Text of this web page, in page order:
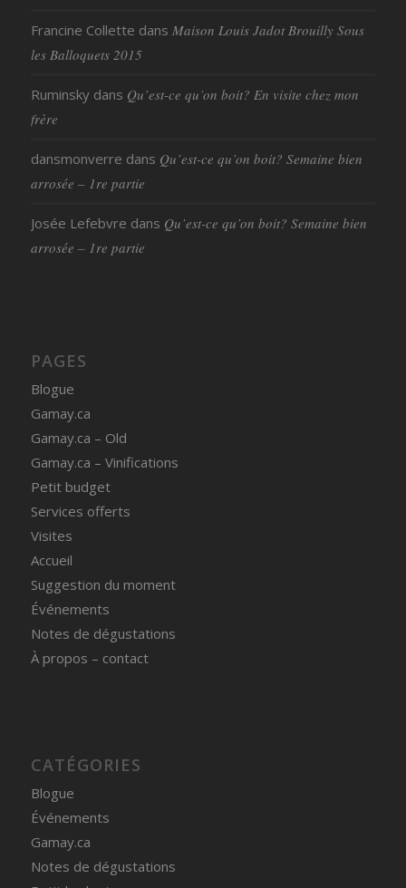
Francine Collette dans Maison Louis Jadot Brouilly Sous
les Balloquets 2015
Ruminskydans Qu’est-ce qu’on boit? En visite chez mon
frère
dansmonverre dans Qu’est-ce qu’on boit? Semaine bien
arrosée – 1re partie
Josée Lefebvre dans Qu’est-ce qu’on boit? Semaine bien
arrosée – 1re partie
PAGES
Blogue
Gamay.ca
Gamay.ca – Old
Gamay.ca – Vinifications
Petit budget
Services offerts
Visites
Accueil
Suggestion du moment
Événements
Notes de dégustations
À propos – contact
CATÉGORIES
Blogue
Événements
Gamay.ca
Notes de dégustations